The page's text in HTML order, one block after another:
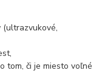
(ultrazvukové,
tom, či je miesto voľné